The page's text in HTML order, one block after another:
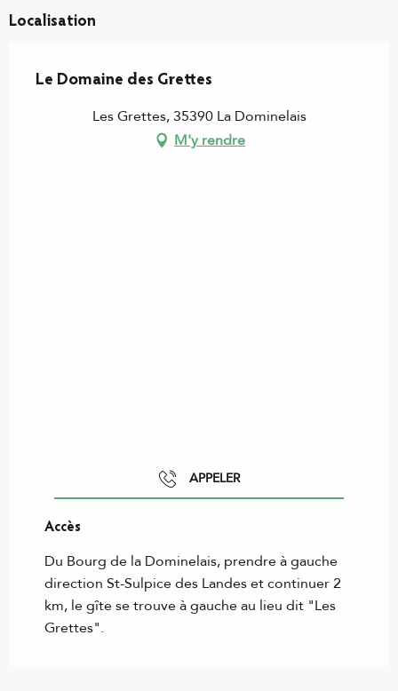
Localisation
Le Domaine des Grettes
Les Grettes, 35390 La Dominelais
M'y rendre
APPELER
Accès
Accès
Du Bourg de la Dominelais, prendre à gauche
direction St-Sulpice des Landes et continuer 2
km, le gîte se trouve à gauche au lieu dit "Les
Grettes".